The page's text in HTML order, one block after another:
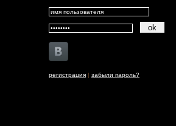
регистрация | забыли пароль?